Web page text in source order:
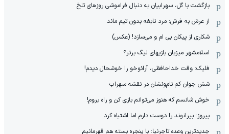
بازگشت با گل، سهرابیان به دنبال فراموشی روزهای تلخ
از عرش به فرش: مرد نابغه‌ بدون تیم ماند
شکاری از پیکان بی ام و می‌سازد! (عکس)
اسلامشهر میزبان بازیهای لیگ برتر؟
فلیک: وقت خداحافظی، آرائوخو را خوشحال دیدم!
شش جوان کم نام‌و‌نشان در نقشه سهراب
خوش شانسم که هنوز می‌توانم بازی کن و راه بروم!
پیروز: بیرانوند را دوست دارم اما اشتباه کرد
جدیدترین وعده تاجرنیا: با پنجره بسته هم قهرمانیم